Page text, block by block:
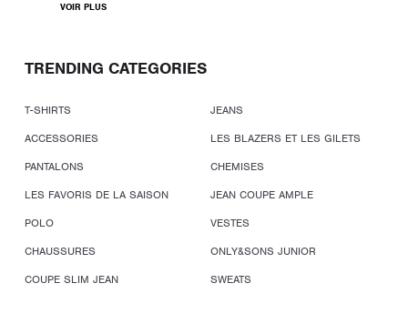
VOIR PLUS
TRENDING CATEGORIES
T-SHIRTS
JEANS
ACCESSORIES
LES BLAZERS ET LES GILETS
PANTALONS
CHEMISES
LES FAVORIS DE LA SAISON
JEAN COUPE AMPLE
POLO
VESTES
CHAUSSURES
ONLY&SONS JUNIOR
COUPE SLIM JEAN
SWEATS